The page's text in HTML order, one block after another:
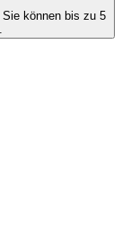
Sie können bis zu 5